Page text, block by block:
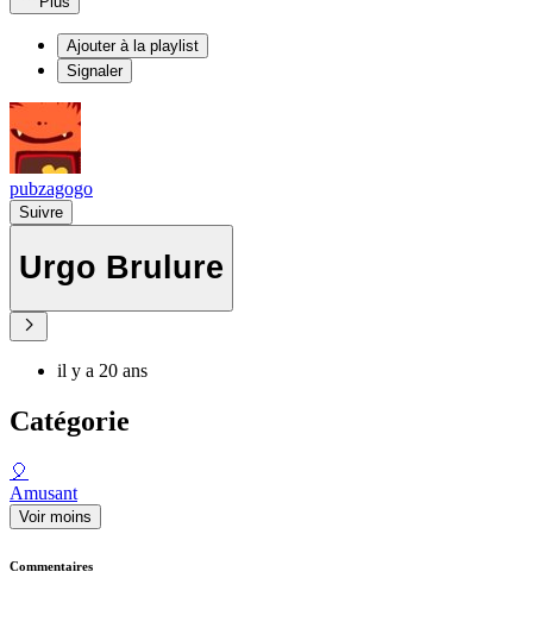
Ajouter à la playlist
Signaler
pubzagogo
Suivre
Urgo Brulure
il y a 20 ans
Catégorie
🎈
Amusant
Voir moins
Commentaires